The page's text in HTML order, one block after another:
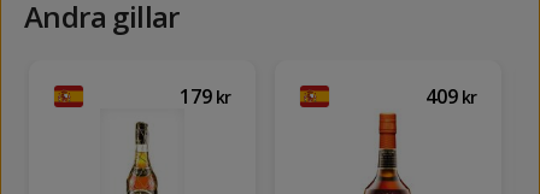
Andra gillar
179 kr 409 kr